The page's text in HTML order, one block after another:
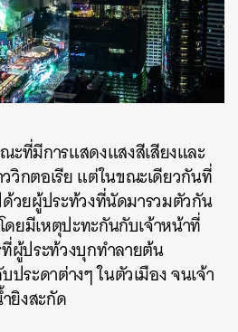
ะที่มีการแสดงแสงสีเสียงและ
กตอเรียแต่ในขณะเดียวกันที่
วยผู้ประท้วงที่นัดมารวมตัวกัน
ดยมีเหตุปะทะกันกับเจ้าหน้าที่
ผู้ประท้วงบุกทำลายต้น
ประดาต่างๆในตัวเมืองจนเจ้า
ยิงสะกัด